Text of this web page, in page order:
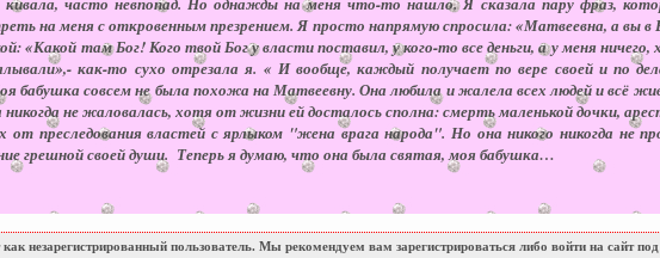
на меня с откровенным презрением. Я просто напрямую спросила: «Матвеевна, а вы в
«Какой там Бог! Кого твой Бог у власти поставил, у кого-то все деньги, а у меня
как-то сухо отрезала я. « И вообще, каждый получает по вере своей и по
бабушка совсем не была похожа на Матвеевну. Она любила и жалела всех людей и всё
никогда не жаловалась, хотя от жизни ей досталось сполна: смерть маленькой дочки,
преследования властей с ярлыком "жена врага народа". Но она никого никогда не
грешной своей души. Теперь я думаю, что она была святая, моя бабушка…
незарегистрированный пользователь. Мы рекомендуем вам зарегистрироваться либо войти на сайт